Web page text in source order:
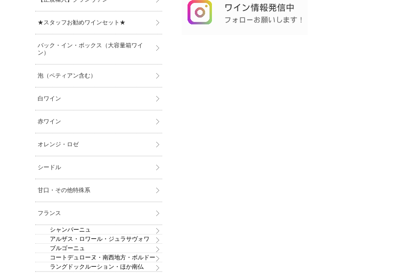
★スタッフお勧めワインセット★
バック・イン・ボックス（大容量箱ワイ
ン）
泡（ペティアン含む）
白ワイン
赤ワイン
オレンジ・ロゼ
シードル
甘口・その他特殊系
フランス
シャンパーニュ
アルザス・ロワール・ジュラサヴォワ
ブルゴーニュ
コートデュローヌ・南西地方・ボルドー
ラングドックルーション・ほか南仏